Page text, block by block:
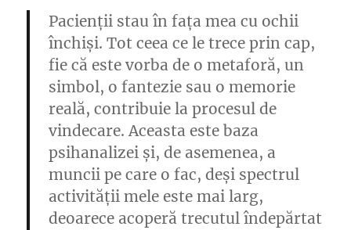
Pacienții stau în fața mea cu ochii
închiși. Tot ceea ce le trece prin cap,
fie că este vorba de o metaforă, un
simbol, o fantezie sau o memorie
reală, contribuie la procesul de
vindecare. Aceasta este baza
psihanalizei și, de asemenea, a
muncii pe care o fac, deși spectrul
activității mele este mai larg,
deoarece acoperă trecutul îndepărtat